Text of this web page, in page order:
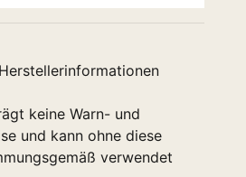
keine Warn- und
und kann ohne diese
verwendet